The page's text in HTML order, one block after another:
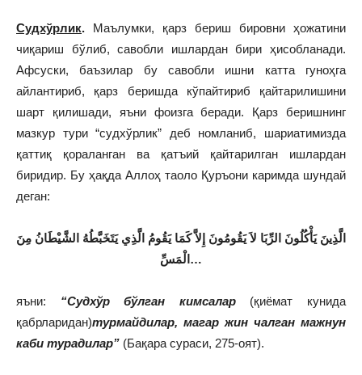
Судхўрлик. Маълумки, қарз бериш бировни ҳожатини
чиқариш бўлиб, савобли ишлардан бири ҳисобланади.
Афсуски, баъзилар бу савобли ишни катта гуноҳга
айлантириб, қарз беришда кўпайтириб қайтарилишини
шарт қилишади, яъни фоизга беради. Қарз беришнинг
мазкур тури “судхўрлик” деб номланиб, шариатимизда
қаттиқ қораланган ва қатъий қайтарилган ишлардан
биридир. Бу ҳақда Аллоҳ таоло Қуръони каримда шундай
деган:
الَّذِينَ يَأْكُلُونَ الرِّبَا لاَ يَقُومُونَ إِلاَّ كَمَا يَقُومُ الَّذِي يَتَخَبَّطُهُ الشَّيْطَانُ مِنَ
الْمَسِّ …
яъни: “Судхўр бўлган кимсалар (қиёмат кунида
қабрларидан)турмайдилар, магар жин чалган мажнун
каби турадилар” (Бақара сураси, 275-оят).